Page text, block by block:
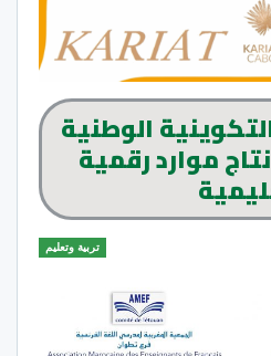
الوطنية
موارد رقمية
تربية وتعليم